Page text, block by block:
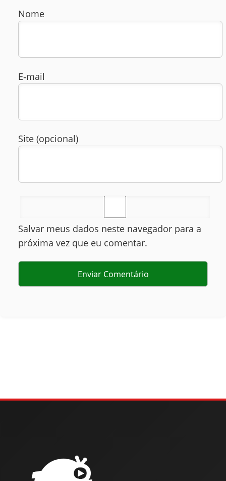
Nome
E‑mail
Site (opcional)
Salvar meus dados neste navegador para a
próxima vez que eu comentar.